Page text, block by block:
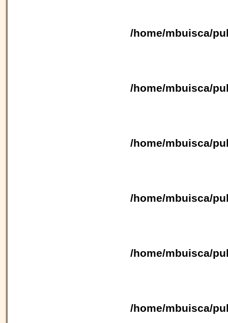
/home/mbuisca/
/home/mbuisca/
/home/mbuisca/
/home/mbuisca/
/home/mbuisca/
/home/mbuisca/